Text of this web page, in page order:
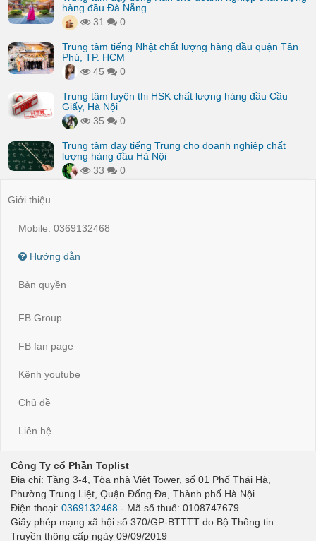
hàng đầu Đà Nẵng
31
0
Trung tâm tiếng Nhật chất lượng hàng đầu quận Tân
Phú, TP. HCM
45
0
Trung tâm luyện thi HSK chất lượng hàng đầu Cầu
Giấy, Hà Nội
35
0
Trung tâm dạy tiếng Trung cho doanh nghiệp chất
lượng hàng đầu Hà Nội
33
0
Giới thiệu
Mobile: 0369132468
Hướng dẫn
Bản quyền
FB Group
FB fan page
Kênh youtube
Chủ đề
Liên hệ
Công Ty cổ Phần Toplist
Địa chỉ: Tầng 3-4, Tòa nhà Việt Tower, số 01 Phố Thái Hà,
Phường Trung Liệt, Quận Đống Đa, Thành phố Hà Nội
Điện thoại: 0369132468 - Mã số thuế: 0108747679
Giấy phép mạng xã hội số 370/GP-BTTTT do Bộ Thông tin
Truyền thông cấp ngày 09/09/2019